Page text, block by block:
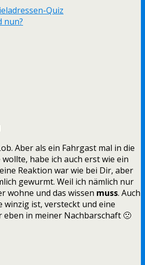
Quiz
nun?
Aber als ein Fahrgast mal in die
habe ich auch erst wie ein
Reaktion war wie bei Dir, aber
gewurmt. Weil ich nämlich nur
wohne und das wissen muss. Auch
winzig ist, versteckt und eine
eben in meiner Nachbarschaft 🙁